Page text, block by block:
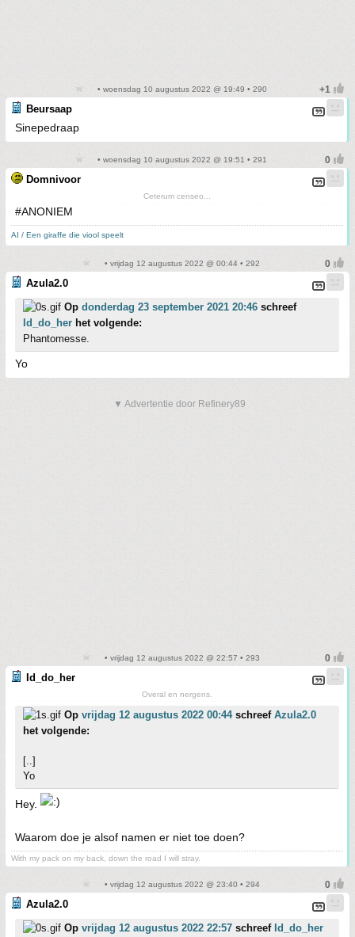
• woensdag 10 augustus 2022 @ 19:49 • 290
Beursaap
Sinepedraap
• woensdag 10 augustus 2022 @ 19:51 • 291
Domnivoor
Ceterum censeo...
#ANONIEM
AI / Een giraffe die viool speelt
• vrijdag 12 augustus 2022 @ 00:44 • 292
Azula2.0
Op donderdag 23 september 2021 20:46 schreef
Id_do_her het volgende:
Phantomesse.
Yo
▼ Advertentie door Refinery89
• vrijdag 12 augustus 2022 @ 22:57 • 293
Id_do_her
Overal en nergens.
Op vrijdag 12 augustus 2022 00:44schreef Azula2.0
het volgende:
[..]
Yo
Hey.
Waarom doe je alsof namen er niet toe doen?
With my pack on my back, down the road I will stray.
• vrijdag 12 augustus 2022 @ 23:40 • 294
Azula2.0
Op vrijdag 12 augustus 2022 22:57 schreef Id_do_her